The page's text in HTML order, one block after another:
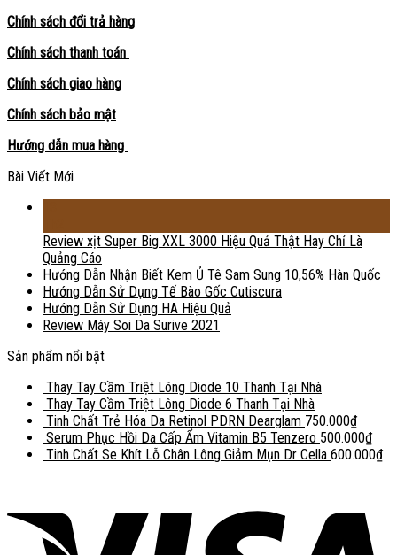
Chính sách đổi trả hàng
Chính sách thanh toán
Chính sách giao hàng
Chính sách bảo mật
Hướng dẫn mua hàng
Bài Viết Mới
Review xịt Super Big XXL 3000 Hiệu Quả Thật Hay Chỉ Là
Quảng Cáo
Hướng Dẫn Nhận Biết Kem Ủ Tê Sam Sung 10,56% Hàn Quốc
Hướng Dẫn Sử Dụng Tế Bào Gốc Cutiscura
Hướng Dẫn Sử Dụng HA Hiệu Quả
Review Máy Soi Da Surive 2021
Sản phẩm nổi bật
Thay Tay Cầm Triệt Lông Diode 10 Thanh Tại Nhà
Thay Tay Cầm Triệt Lông Diode 6 Thanh Tại Nhà
Tinh Chất Trẻ Hóa Da Retinol PDRN Dearglam 750.000₫
Serum Phục Hồi Da Cấp Ẩm Vitamin B5 Tenzero 500.000₫
Tinh Chất Se Khít Lỗ Chân Lông Giảm Mụn Dr Cella 600.000₫